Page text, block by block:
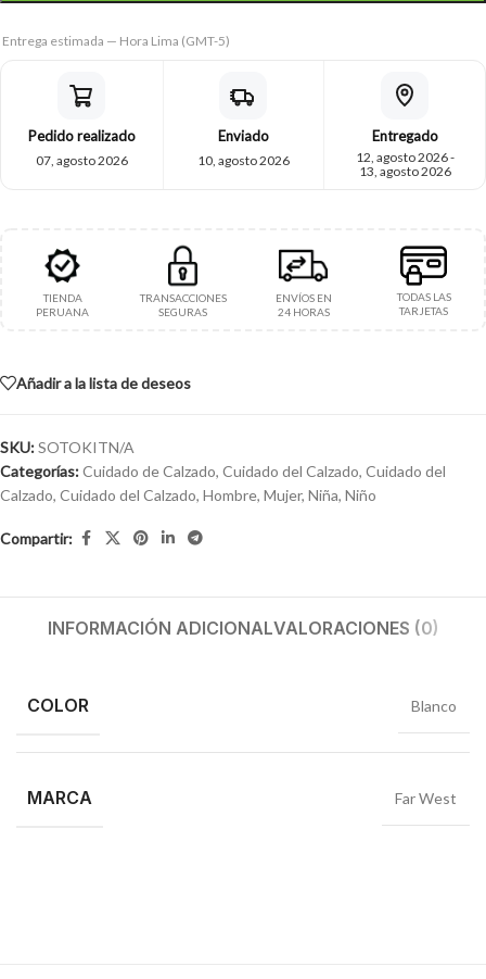
Entrega estimada — Hora Lima (GMT-5)
Pedido realizado
07, agosto 2026
Enviado
10, agosto 2026
Entregado
12, agosto 2026 -
13, agosto 2026
TIENDA
PERUANA
TRANSACCIONES
SEGURAS
ENVÍOS EN
24 HORAS
TODAS LAS
TARJETAS
Añadir a la lista de deseos
SKU:SOTOKITN/A
Categorías:Cuidado de Calzado, Cuidado del Calzado, Cuidado del
Calzado, Cuidado del Calzado, Hombre, Mujer, Niña, Niño
Compartir:
INFORMACIÓN ADICIONALVALORACIONES (0)
COLOR Blanco
MARCA Far West